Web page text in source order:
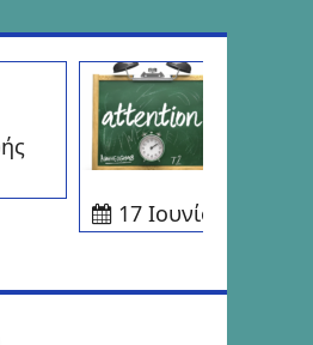
17 Ιουνίου, 2026